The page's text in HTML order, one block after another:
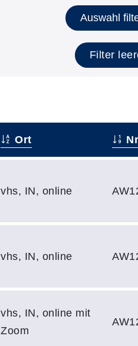
Auswahl
Filter
Ort
vhs, IN, online
vhs, IN, online
vhs, IN, online mit
Zoom